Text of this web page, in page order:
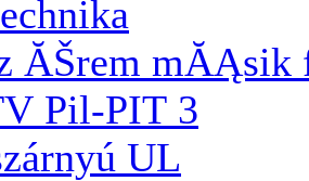
ĂŠrem mĂĄsik
Pil-PIT 3
UL